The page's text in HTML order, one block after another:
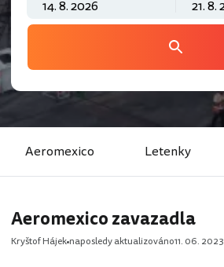
Aeromexico Letenky
Aeromexico zavazadla
Kryštof Hájek naposledy aktualizováno11. 06. 2023